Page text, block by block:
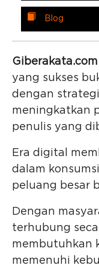
Blog
Giberakata.com |
yang sukses
dengan
meningkatkan
penulis yang
Era digital
dalam
peluang besar
Dengan
terhubung
membutuhkan
memenuhi